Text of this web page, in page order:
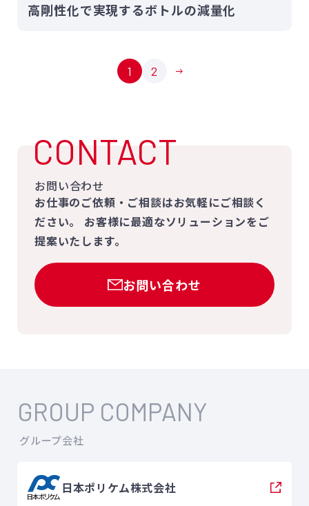
高剛性化で実現するボトルの減量化
1 2
CONTACT
お問い合わせ
お仕事のご依頼・ご相談はお気軽にご相談く
ださい。
お客様に最適なソリューションをご
提案いたします。
お問い合わせ
GROUP COMPANY
グループ会社
日本ポリケム株式会社